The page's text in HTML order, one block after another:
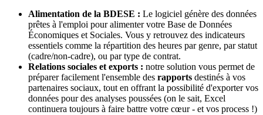
Alimentation de la BDESE : Le logiciel génère des données
prêtes à l'emploi pour alimenter votre Base de Données
Économiques et Sociales. Vous y retrouvez des indicateurs
essentiels comme la répartition des heures par genre, par statut
(cadre/non-cadre), ou par type de contrat.
Relations sociales et exports : notre solution vous permet de
préparer facilement l'ensemble des rapports destinés à vos
partenaires sociaux, tout en offrant la possibilité d'exporter vos
données pour des analyses poussées (on le sait, Excel
continuera toujours à faire battre votre cœur - et vos process !)